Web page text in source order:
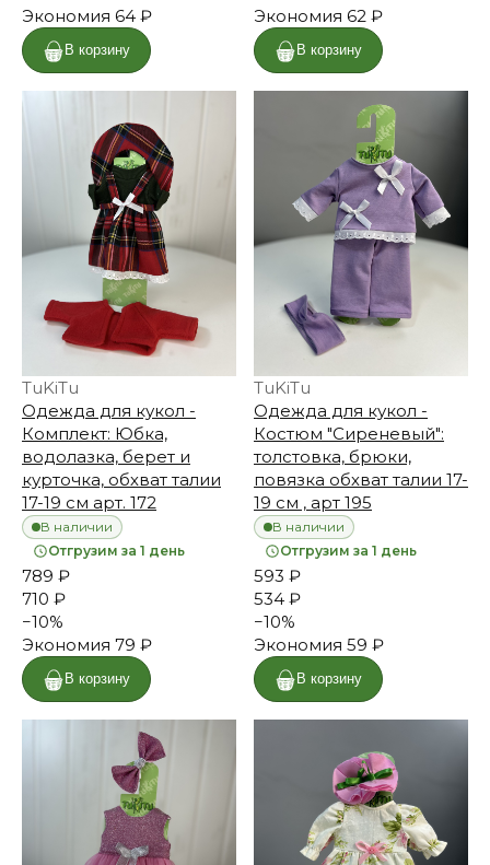
Экономия 64 ₽
В корзину
Экономия 62 ₽
В корзину
TuKiTu
Одежда для кукол -
Комплект: Юбка,
водолазка, берет и
курточка, обхват талии
17-19 см арт. 172
В наличии
Отгрузим за 1 день
789 ₽
710 ₽
−10%
Экономия 79 ₽
В корзину
TuKiTu
Одежда для кукол -
Костюм "Сиреневый":
толстовка, брюки,
повязка обхват талии 17-
19 см , арт 195
В наличии
Отгрузим за 1 день
593 ₽
534 ₽
−10%
Экономия 59 ₽
В корзину